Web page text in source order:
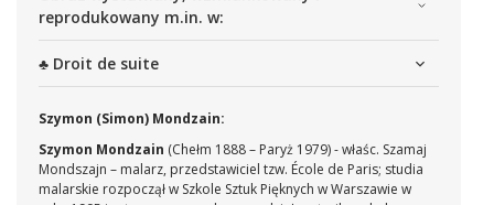
reprodukowany m.in. w:
♣ Droit de suite
Szymon (Simon) Mondzain:
Szymon Mondzain (Chełm 1888 – Paryż 1979) - właśc. Szamaj
Mondszajn – malarz, przedstawiciel tzw. École de Paris; studia
malarskie rozpoczął w Szkole Sztuk Pięknych w Warszawie w